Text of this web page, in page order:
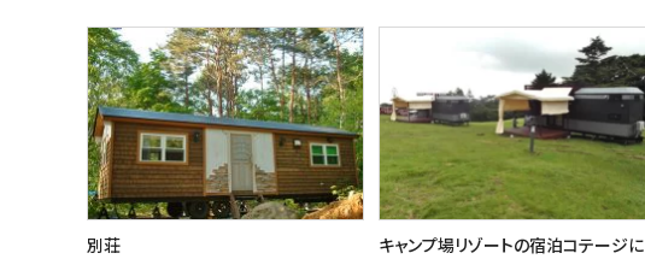
別荘
キャンプ場リゾートの宿泊コテージに